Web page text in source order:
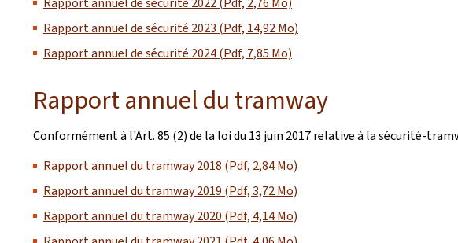
Rapport annuel de sécurité 2023 (Pdf, 14,92 Mo)
Rapport annuel de sécurité 2024 (Pdf, 7,85 Mo)
Rapport annuel du tramway
Conformément à l'Art. 85 (2) de la loi du 13 juin 2017 relative à la sécurité-
Rapport annuel du tramway 2018 (Pdf, 2,84 Mo)
Rapport annuel du tramway 2019 (Pdf, 3,72 Mo)
Rapport annuel du tramway 2020 (Pdf, 4,14 Mo)